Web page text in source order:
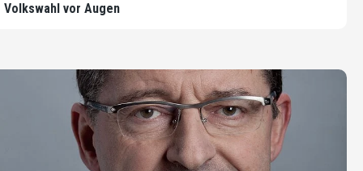
Volkswahl vor Augen